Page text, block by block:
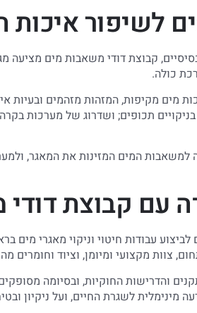
לשיפור איכות
קבוצת דודי משאבות מים מציעה
כולה.
מים מקיפות, המזהות מזהמים ובעיות
תכופים; ושדרוג של מערכות
המים המזינות את המאגר,
עם קבוצת
עבודות חיטוי וניקוי מאגרי מים
צוות מקצועי ומיומן, וציוד וחומרים
והדרישות החוקיות, ובסיומה
מינימלית לשגרת החיים, ועל ניקיון